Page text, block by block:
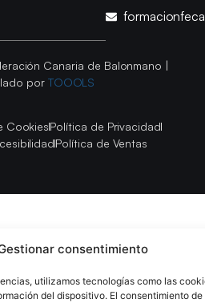
consentimiento
utilizamos tecnologías como las
del dispositivo. El consentimiento de
Canaria de Balonmano |
por TOOOLS
CookiesPolítica de Privacidad
Política de Ventas